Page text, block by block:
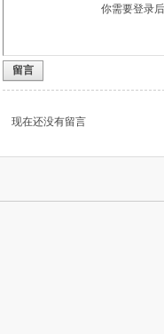
你需要登录
留言
现在还没有留言